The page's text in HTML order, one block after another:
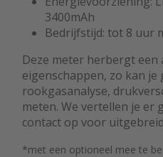
3400mAh
Bedrijfstijd: tot 8 uur
Deze meter herbergt een
eigenschappen, zo kan je
rookgasanalyse,
meten. We vertellen je er
contact op voor
*met een optioneel mee te